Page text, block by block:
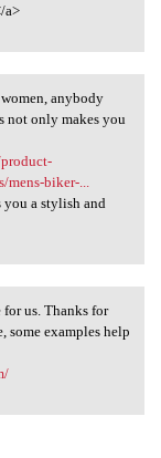
a>
or
anybody
not only makes you
biker-...
you a stylish and
us. Thanks for
examples help